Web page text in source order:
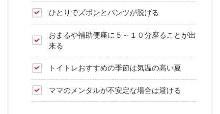
ひとりでズボンとパンツが脱げる
おまるや補助便座に５～１０分座ることが出
来る
トイトレおすすめの季節は気温の高い夏
ママのメンタルが不安定な場合は避ける